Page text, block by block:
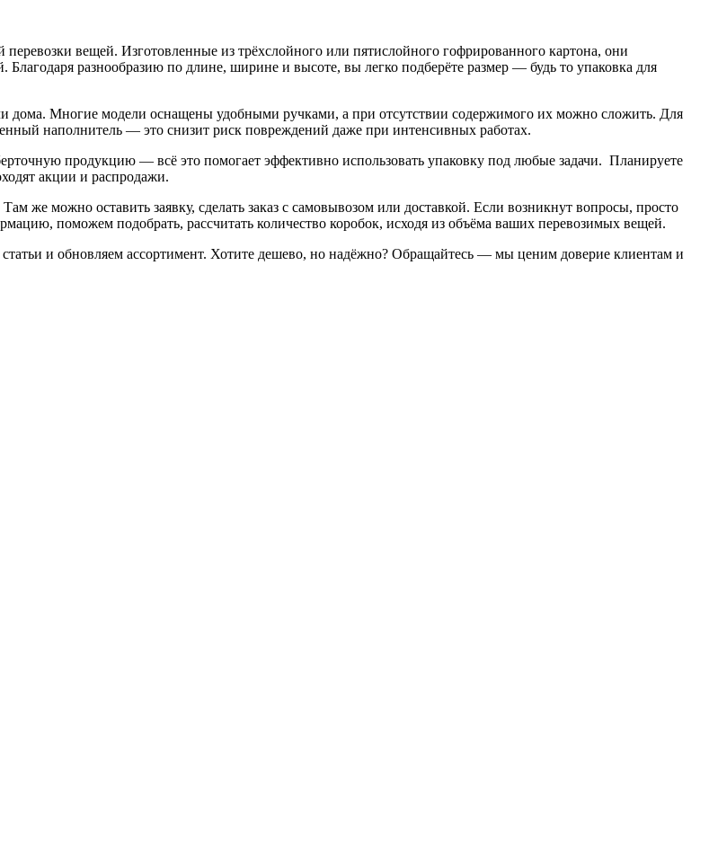
вещей. Изготовленные из трёхслойного или пятислойного гофрированного картона, они
разнообразию по длине, ширине и высоте, вы легко подберёте размер — будь то упаковка для
дома. Многие модели оснащены удобными ручками, а при отсутствии содержимого их можно сложить. Для
наполнитель — это снизит риск повреждений даже при интенсивных работах.
продукцию — всё это помогает эффективно использовать упаковку под любые задачи. Планируете
акции и распродажи.
же можно оставить заявку, сделать заказ с самовывозом или доставкой. Если возникнут вопросы, просто
поможем подобрать, рассчитать количество коробок, исходя из объёма ваших перевозимых вещей.
и обновляем ассортимент. Хотите дешево, но надёжно? Обращайтесь — мы ценим доверие клиентам и